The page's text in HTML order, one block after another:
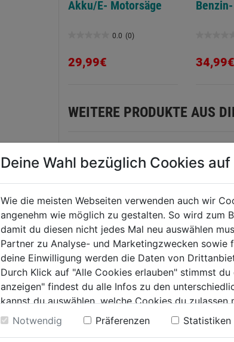
Akku/E- Motorsäge
0.0 (0)
von
29,99€
von
34,99€
WEITERE PRODUKTE AUS
Zweitaktöl synthetisch
1l
0.0 (0)
Deine Wahl bezüglich Cookies
Wie die meisten Webseiten verwenden auch wir
angenehm wie möglich zu gestalten. So wird zum
damit du diesen nicht jedes Mal neu auswählen
Partner zu Analyse- und Marketingzwecken sowie
deine Einwilligung werden die Daten von
Durch Klick auf "Alle Cookies erlauben" stimmst
anzeigen" findest du alle Infos zu den
kannst du auswählen, welche Cookies du
Weitere Informationen findest du in unserer
Notwendig Präferenzen Statistiken